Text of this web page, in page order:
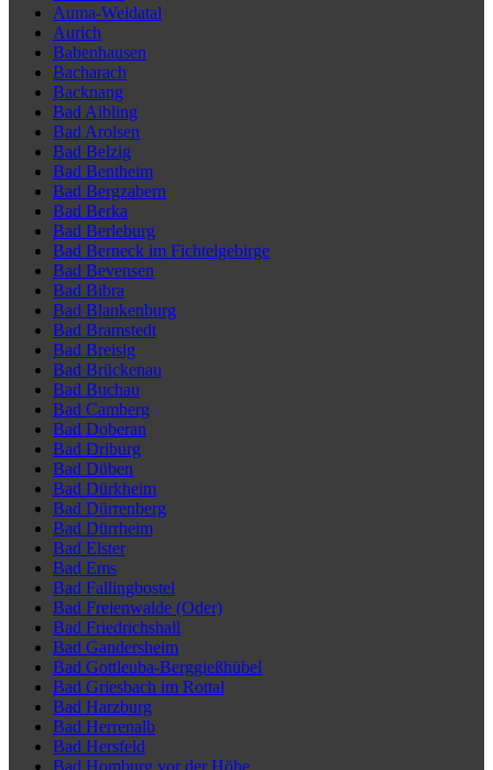
Auma-Weidatal
Aurich
Babenhausen
Bacharach
Backnang
Bad Aibling
Bad Arolsen
Bad Belzig
Bad Bentheim
Bad Bergzabern
Bad Berka
Bad Berleburg
Bad Berneck im Fichtelgebirge
Bad Bevensen
Bad Bibra
Bad Blankenburg
Bad Bramstedt
Bad Breisig
Bad Brückenau
Bad Buchau
Bad Camberg
Bad Doberan
Bad Driburg
Bad Düben
Bad Dürkheim
Bad Dürrenberg
Bad Dürrheim
Bad Elster
Bad Ems
Bad Fallingbostel
Bad Freienwalde (Oder)
Bad Friedrichshall
Bad Gandersheim
Bad Gottleuba-Berggießhübel
Bad Griesbach im Rottal
Bad Harzburg
Bad Herrenalb
Bad Hersfeld